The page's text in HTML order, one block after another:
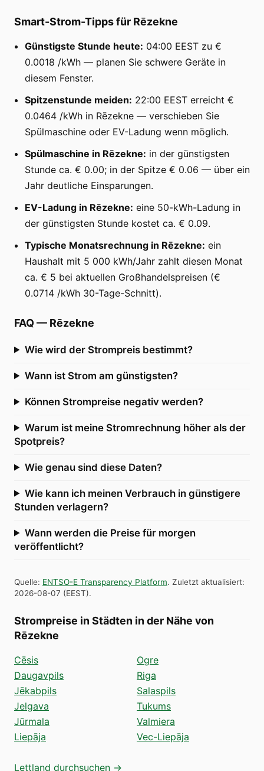
Smart-Strom-Tipps für Rēzekne
Günstigste Stunde heute: 04:00 EEST zu €
0.0018 /kWh — planen Sie schwere Geräte in
diesem Fenster.
Spitzenstunde meiden: 22:00 EEST erreicht €
0.0464 /kWh in Rēzekne — verschieben Sie
Spülmaschine oder EV-Ladung wenn möglich.
Spülmaschine in Rēzekne: in der günstigsten
Stunde ca. € 0.00; in der Spitze € 0.06 — über ein
Jahr deutliche Einsparungen.
EV-Ladung in Rēzekne: eine 50-kWh-Ladung in
der günstigsten Stunde kostet ca. € 0.09.
Typische Monatsrechnung in Rēzekne: ein
Haushalt mit 5 000 kWh/Jahr zahlt diesen Monat
ca. € 5 bei aktuellen Großhandelspreisen (€
0.0714 /kWh 30-Tage-Schnitt).
FAQ — Rēzekne
Wie wird der Strompreis bestimmt?
Wann ist Strom am günstigsten?
Können Strompreise negativ werden?
Warum ist meine Stromrechnung höher als der
Spotpreis?
Wie genau sind diese Daten?
Wie kann ich meinen Verbrauch in günstigere
Stunden verlagern?
Wann werden die Preise für morgen
veröffentlicht?
Quelle: ENTSO-E Transparency Platform. Zuletzt aktualisiert:
2026-08-07 (EEST).
Strompreise in Städten in der Nähe von
Rēzekne
Cēsis
Daugavpils
Jēkabpils
Jelgava
Jūrmala
Liepāja
Ogre
Riga
Salaspils
Tukums
Valmiera
Vec-Liepāja
Lettland durchsuchen →